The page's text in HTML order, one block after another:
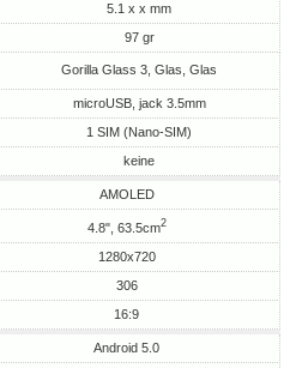
5.1 x x mm
97 gr
Gorilla Glass 3, Glas, Glas
microUSB, jack 3.5mm
1 SIM (Nano-SIM)
keine
AMOLED
4.8", 63.5cm2
1280x720
306
16:9
Android 5.0